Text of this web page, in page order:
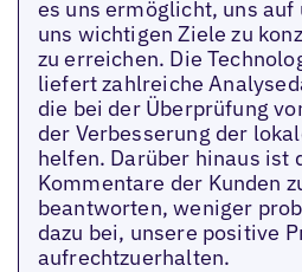
es uns ermöglicht, uns
uns wichtigen Ziele zu
zu erreichen. Die
liefert zahlreiche
die bei der Überprüfung
der Verbesserung der
helfen. Darüber hinaus ist
Kommentare der Kunden
beantworten, weniger
dazu bei, unsere positive
aufrechtzuerhalten.